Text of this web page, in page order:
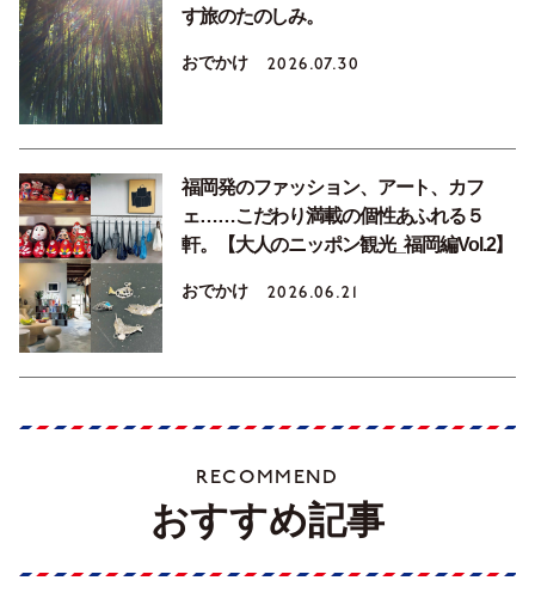
す旅のたのしみ。
おでかけ 2026.07.30
福岡発のファッション、アート、カフ
ェ……こだわり満載の個性あふれる５
軒。【大人のニッポン観光_福岡編Vol.2】
おでかけ 2026.06.21
RECOMMEND
おすすめ記事